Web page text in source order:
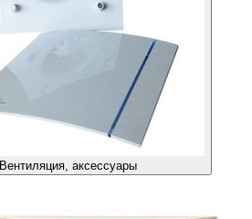
Вентиляция, аксессуары